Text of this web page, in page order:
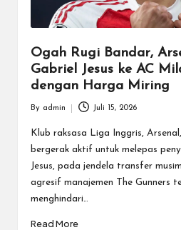
Ogah Rugi Bandar,
Gabriel Jesus ke AC
dengan Harga Miring
by
By admin Juli 15, 2026
Klub raksasa Liga Inggris,
bergerak aktif untuk melepas
Jesus, pada jendela transfer
agresif manajemen The Gunners
menghindari…
Read More